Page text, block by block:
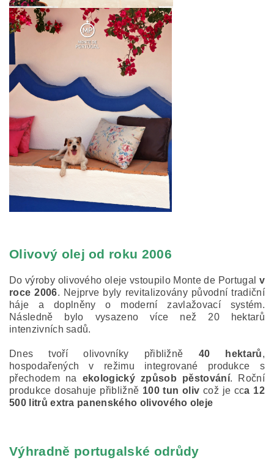
Olivový olej od roku 2006
Do výroby olivového oleje vstoupilo Monte de Portugal v
roce 2006. Nejprve byly revitalizovány původní tradiční
háje a doplněny o moderní zavlažovací systém.
Následně bylo vysazeno více než 20 hektarů
intenzivních sadů.
Dnes tvoří olivovníky přibližně 40 hektarů,
hospodařených v režimu integrované produkce s
přechodem na ekologický způsob pěstování. Roční
produkce dosahuje přibližně 100 tun oliv což je cca 12
500 litrů extra panenského olivového oleje
Výhradně portugalské odrůdy